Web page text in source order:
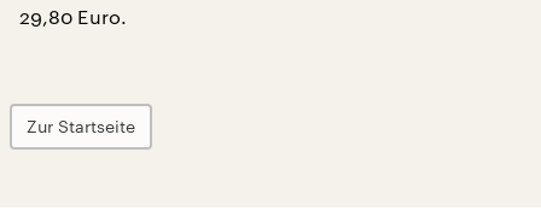
29,80 Euro.
Zur Startseite